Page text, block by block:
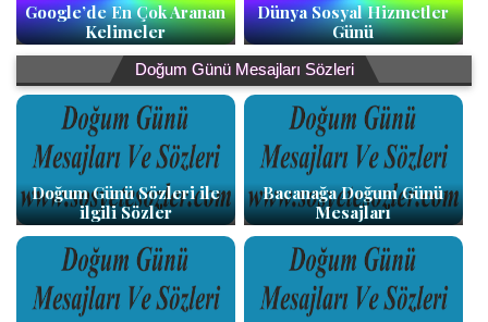
Google’de En Çok Aranan
Kelimeler
Dünya Sosyal Hizmetler
Günü
Doğum Günü Mesajları Sözleri
Doğum Günü Sözleri ile
ilgili Sözler
Bacanağa Doğum Günü
Mesajları